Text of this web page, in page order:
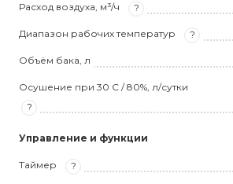
Расход воздуха, м³/ч ?
Диапазон рабочих температур ?
Объём бака, л
Осушение при 30 C / 80%, л/сутки
?
Управление и функции
Таймер ?